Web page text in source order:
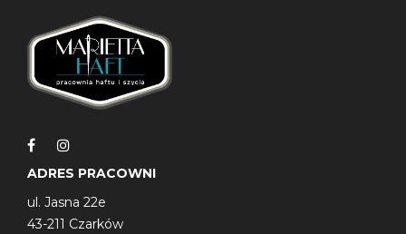
ADRES PRACOWNI
ul. Jasna 22e
43-211 Czarków